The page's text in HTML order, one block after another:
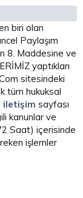
biri olan
Paylaşım
8. Maddesine ve
yaptıkları
sitesindeki
tüm hukuksal
iletişim sayfası
kanunlar ve
Saat) içerisinde
işlemler